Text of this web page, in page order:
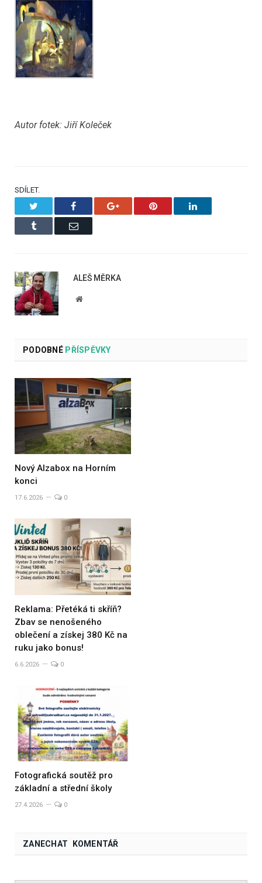
Autor fotek: Jiří Koleček
SDÍLET.
Facebook Google+ Pinterest LinkedIn
Tumblr Email
ALEŠ MĚRKA
Website
PODOBNÉPŘÍSPĚVKY
Nový Alzabox na Horním
konci
17.6.2026 0
Reklama: Přetéká ti skříň?
Zbav se nenošeného
oblečení a získej 380 Kč na
ruku jako bonus!
6.6.2026 0
Fotografická soutěž pro
základní a střední školy
27.4.2026 0
ZANECHAT KOMENTÁŘ